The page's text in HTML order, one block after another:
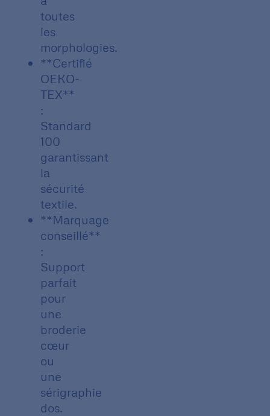
toutes
les
morphologies.
**Certifié
OEKO-
TEX**
:
Standard
100
garantissant
la
sécurité
textile.
**Marquage
conseillé**
:
Support
parfait
pour
une
broderie
cœur
ou
une
sérigraphie
dos.